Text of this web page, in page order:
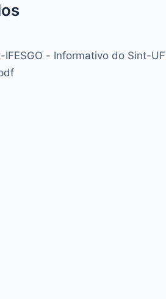
IFESGO - Informativo do Sint-